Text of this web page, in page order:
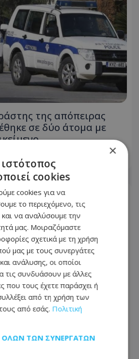
της απόπειρας
σε δύο άτομα με
Άγρια επίθεση με
Νοσοκομείο δύο άτομα,
σε 51χρονο
×
cookies
cookies για να
το περιεχόμενο, τις
και να αναλύσουμε την
μας. Μοιραζόμαστε
σχετικά με τη χρήση
μας με τους συνεργάτες
ανάλυσης, οι οποίοι
τις συνδυάσουν με άλλες
που τους έχετε παράσχει ή
από τη χρήση των
από εσάς. Πολιτική
ΌΛΩΝ ΤΩΝ ΣΥΝΕΡΓΑΤΏΝ